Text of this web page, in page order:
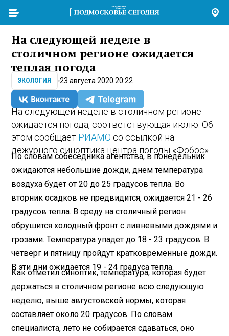
На следующей неделе в
столичном регионе ожидается
теплая погода
ЭКОЛОГИЯ 23 августа 2020 20:22
На следующей неделе в столичном регионе
ожидается погода, соответствующая июлю. Об
этом сообщает РИАМО со ссылкой на
дежурного синоптика центра погоды «Фобос».
По словам собеседника агентства, в понедельник
ожидаются небольшие дожди, днем температура
воздуха будет от 20 до 25 градусов тепла. Во
вторник осадков не предвидится, ожидается 21 - 26
градусов тепла. В среду на столичный регион
обрушится холодный фронт с ливневыми дождями и
грозами. Температура упадет до 18 - 23 градусов. В
четверг и пятницу пройдут кратковременные дожди.
В эти дни ожидается 19 - 24 градуса тепла.
Как отметил синоптик, температура, которая будет
держаться в столичном регионе всю следующую
неделю, выше августовской нормы, которая
составляет около 20 градусов. По словам
специалиста, лето не собирается сдаваться, оно